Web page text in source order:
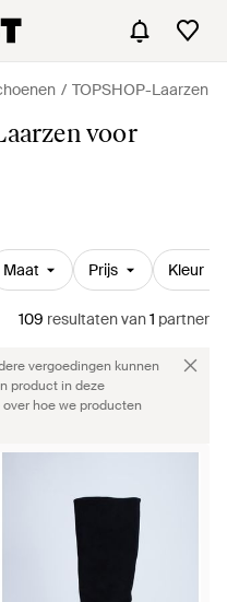
TOPSHOP-Laarzen
voor
Maat Prijs Kleur
109 resultatenvan1 partner
vergoedingen kunnen
product in deze
hoe we producten